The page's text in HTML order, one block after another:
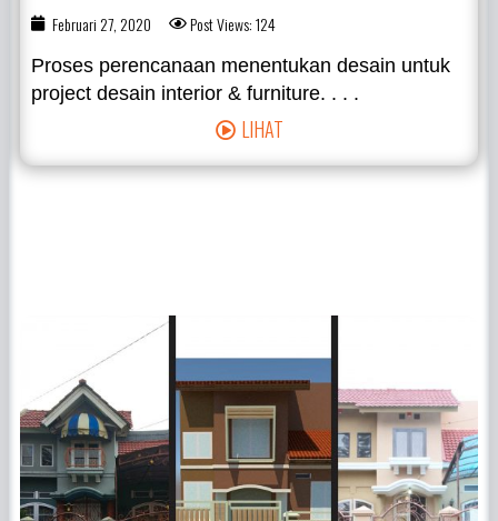
Februari 27, 2020 Post Views: 124
Proses perencanaan menentukan desain untuk
project desain interior & furniture. . . .
LIHAT